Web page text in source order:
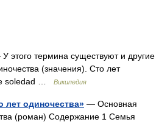
этого термина существуют и другие
(значения). Сто лет
soledad …
Википедия
лет одиночества» — Основная
(роман) Содержание 1 Семья